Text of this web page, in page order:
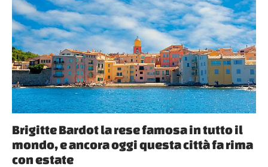
Brigitte Bardot la rese famosa in tutto il
mondo, e ancora oggi questa città fa rima
con estate